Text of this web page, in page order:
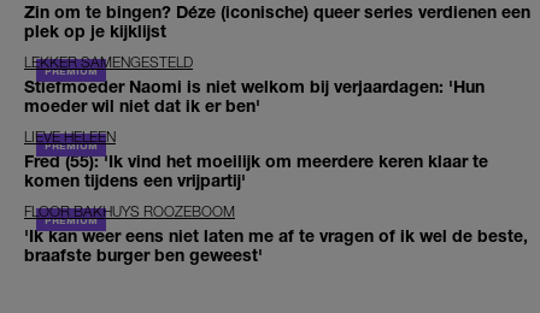
Zin om te bingen? Déze (iconische) queer series verdienen een
plek op je kijklijst
LEKKER SAMENGESTELD
Stiefmoeder Naomi is niet welkom bij verjaardagen: 'Hun
moeder wil niet dat ik er ben'
LIEVE HELEEN
Fred (55): 'Ik vind het moeilijk om meerdere keren klaar te
komen tijdens een vrijpartij'
FLOOR BAKHUYS ROOZEBOOM
'Ik kan weer eens niet laten me af te vragen of ik wel de beste,
braafste burger ben geweest'